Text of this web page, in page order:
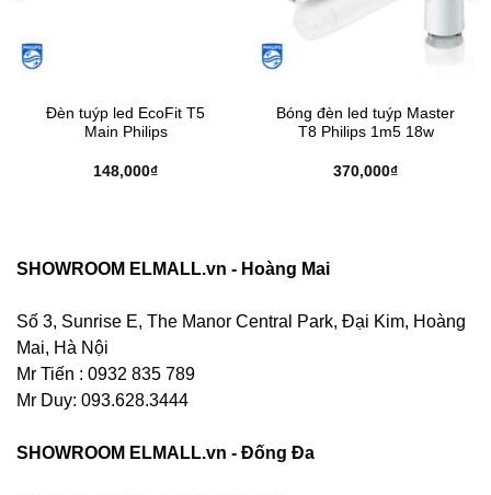
Đèn tuýp led EcoFit T5
Main Philips
148,000₫
Bóng đèn led tuýp Master
T8 Philips 1m5 18w
370,000₫
SHOWROOM ELMALL.vn - Hoàng Mai
Số 3, Sunrise E, The Manor Central Park, Đại Kim, Hoàng
Mai, Hà Nội
Mr Tiến : 0932 835 789
Mr Duy: 093.628.3444
SHOWROOM ELMALL.vn - Đống Đa